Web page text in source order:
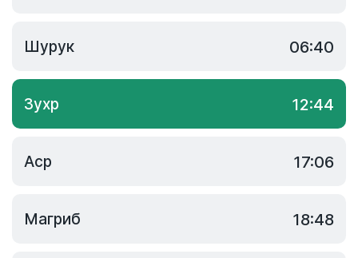
Шурук 06:40
Зухр 12:44
Аср 17:06
Магриб 18:48